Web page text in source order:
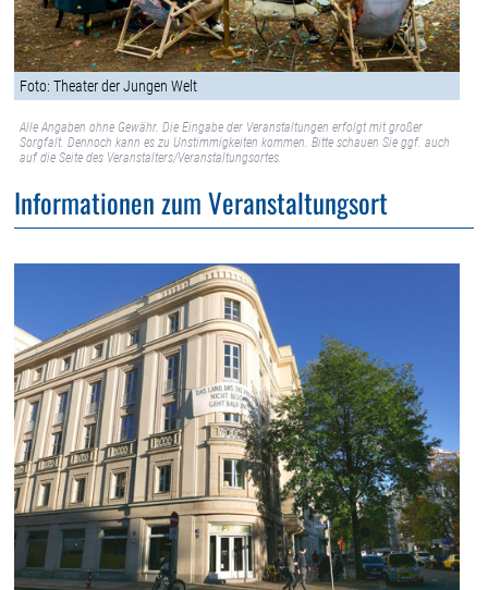
Foto: Theater der Jungen Welt
Alle Angaben ohne Gewähr. Die Eingabe der Veranstaltungen erfolgt mit großer
Sorgfalt. Dennoch kann es zu Unstimmigkeiten kommen. Bitte schauen Sie ggf. auch
auf die Seite des Veranstalters/Veranstaltungsortes.
Informationen zum Veranstaltungsort